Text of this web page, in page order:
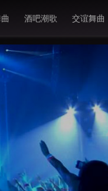
酒吧潮歌 交谊舞曲